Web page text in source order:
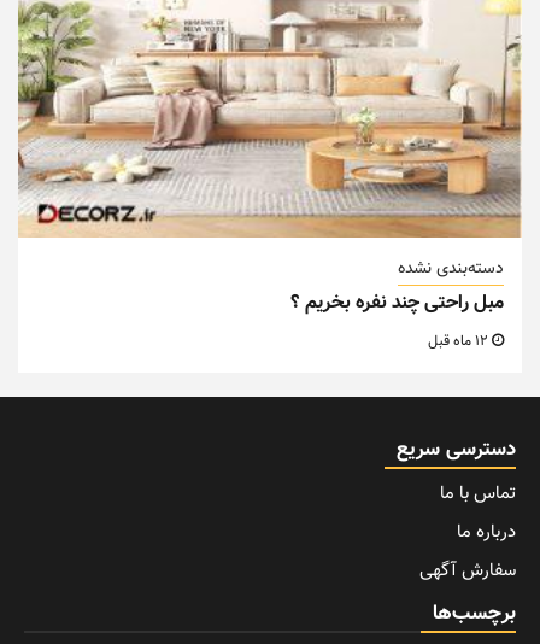
دسته‌بندی نشده
مبل راحتی چند نفره بخریم ؟
دسترسی سریع
تماس با ما
درباره ما
سفارش آگهی
برچسب‌ها